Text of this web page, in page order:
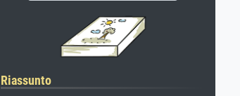
Riassunto